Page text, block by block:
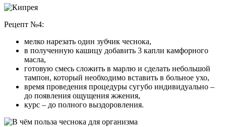
Рецепт №4:
мелко нарезать один зубчик чеснока,
в полученную кашицу добавить 3 капли камфорного
масла,
готовую смесь сложить в марлю и сделать небольшой
тампон, который необходимо вставить в больное ухо,
время проведения процедуры сугубо индивидуально –
до появления ощущения жжения,
курс – до полного выздоровления.